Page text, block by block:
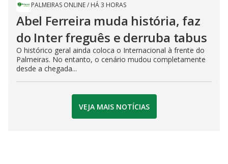
PALMEIRAS ONLINE/ HÁ 3 HORAS
Abel Ferreira muda história, faz
do Inter freguês e derruba tabus
O histórico geral ainda coloca o Internacional à frente do
Palmeiras. No entanto, o cenário mudou completamente
desde a chegada...
VEJA MAIS NOTÍCIAS